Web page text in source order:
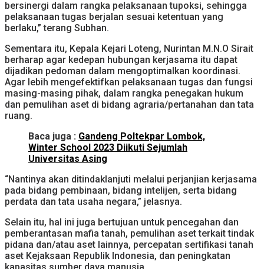
bersinergi dalam rangka pelaksanaan tupoksi, sehingga
pelaksanaan tugas berjalan sesuai ketentuan yang
berlaku,” terang Subhan.
Sementara itu, Kepala Kejari Loteng, Nurintan M.N.O Sirait
berharap agar kedepan hubungan kerjasama itu dapat
dijadikan pedoman dalam mengoptimalkan koordinasi.
Agar lebih mengefektifkan pelaksanaan tugas dan fungsi
masing-masing pihak, dalam rangka penegakan hukum
dan pemulihan aset di bidang agraria/pertanahan dan tata
ruang.
Baca juga : Gandeng Poltekpar Lombok,
Winter School 2023 Diikuti Sejumlah
Universitas Asing
“Nantinya akan ditindaklanjuti melalui perjanjian kerjasama
pada bidang pembinaan, bidang intelijen, serta bidang
perdata dan tata usaha negara,” jelasnya.
Selain itu, hal ini juga bertujuan untuk pencegahan dan
pemberantasan mafia tanah, pemulihan aset terkait tindak
pidana dan/atau aset lainnya, percepatan sertifikasi tanah
aset Kejaksaan Republik Indonesia, dan peningkatan